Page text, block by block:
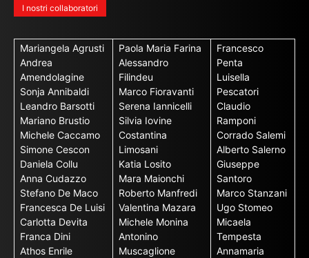
I nostri collaboratori
Mariangela Agrusti
Andrea
Amendolagine
Sonja Annibaldi
Leandro Barsotti
Mariano Brustio
Michele Caccamo
Simone Cescon
Daniela Collu
Anna Cudazzo
Stefano De Maco
Francesca De Luisi
Carlotta Devita
Franca Dini
Athos Enrile
Paola Maria Farina
Alessandro
Filindeu
Marco Fioravanti
Serena Iannicelli
Silvia Iovine
Costantina
Limosani
Katia Losito
Mara Maionchi
Roberto Manfredi
Valentina Mazara
Michele Monina
Antonino
Muscaglione
Francesco
Penta
Luisella
Pescatori
Claudio
Ramponi
Corrado Salemi
Alberto Salerno
Giuseppe
Santoro
Marco Stanzani
Ugo Stomeo
Micaela
Tempesta
Annamaria